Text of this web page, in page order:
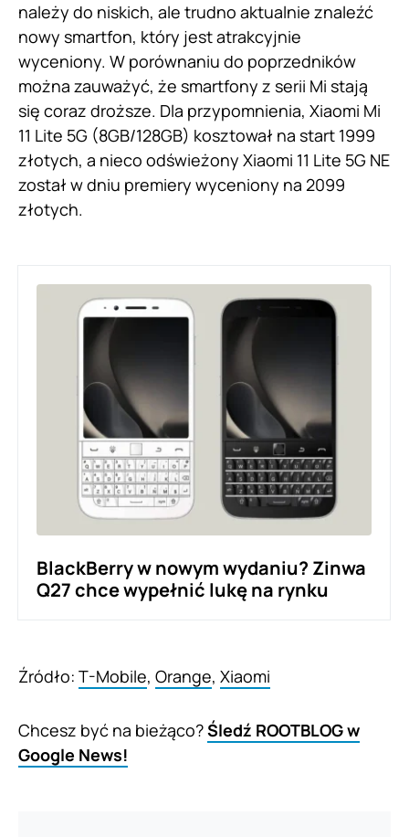
należy do niskich, ale trudno aktualnie znaleźć
nowy smartfon, który jest atrakcyjnie
wyceniony. W porównaniu do poprzedników
można zauważyć, że smartfony z serii Mi stają
się coraz droższe. Dla przypomnienia, Xiaomi Mi
11 Lite 5G (8GB/128GB) kosztował na start 1999
złotych, a nieco odświeżony Xiaomi 11 Lite 5G NE
został w dniu premiery wyceniony na 2099
złotych.
BlackBerry w nowym wydaniu? Zinwa
Q27 chce wypełnić lukę na rynku
Źródło: T-Mobile, Orange, Xiaomi
Chcesz być na bieżąco?Śledź ROOTBLOG w
Google News!